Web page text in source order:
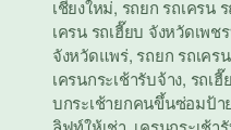
เชียงใหม่, รถยก รถเครน
เครน รถเฮี๊ยบ จังหวัดเพ
จังหวัดแพร่, รถยก รถเคร
เครนกระเช้ารับจ้าง, รถเ
บกระเช้ายกคนขึ้นซ่อมป้า